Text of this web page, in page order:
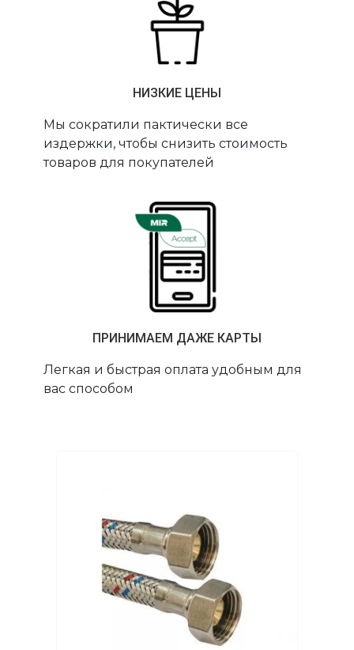
НИЗКИЕ ЦЕНЫ
Мы сократили пактически все
издержки, чтобы снизить стоимость
товаров для покупателей
ПРИНИМАЕМ ДАЖЕ КАРТЫ
Легкая и быстрая оплата удобным для
вас способом